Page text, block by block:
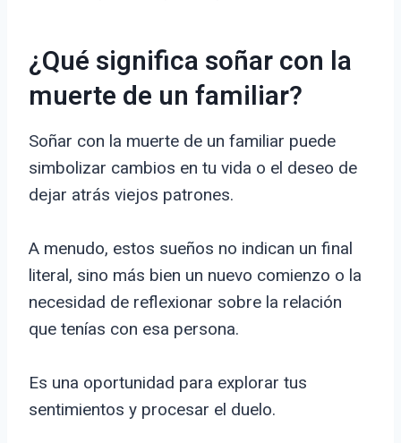
¿Qué significa soñar con la
muerte de un familiar?
Soñar con la muerte de un familiar puede
simbolizar cambios en tu vida o el deseo de
dejar atrás viejos patrones.
A menudo, estos sueños no indican un final
literal, sino más bien un nuevo comienzo o la
necesidad de reflexionar sobre la relación
que tenías con esa persona.
Es una oportunidad para explorar tus
sentimientos y procesar el duelo.